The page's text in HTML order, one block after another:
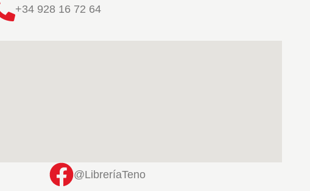
+34 928 16 72 64
@LibreríaTeno